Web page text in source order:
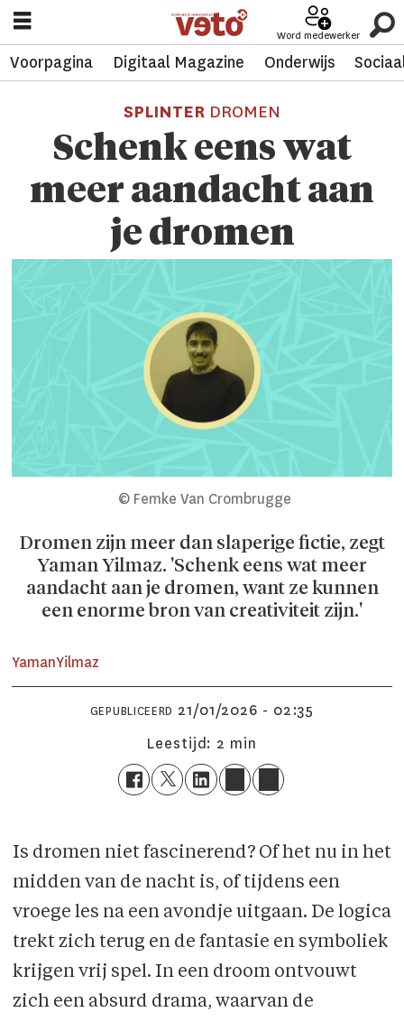
Word medewerker
Voorpagina Digitaal Magazine Onderwijs
SPLINTER DROMEN
Schenk eens wat
meer aandacht aan
je dromen
© Femke Van Crombrugge
Dromen zijn meer dan slaperige fictie, zegt
Yaman Yilmaz. 'Schenk eens wat meer
aandacht aan je dromen, want ze kunnen
een enorme bron van creativiteit zijn.'
YamanYilmaz
GEPUBLICEERD
21/01/2026 - 02:35
Leestijd: 2 min
Is dromen niet fascinerend? Of het nu in het
midden van de nacht is, of tijdens een
vroege les na een avondje uitgaan. De logica
trekt zich terug en de fantasie en symboliek
krijgen vrij spel. In een droom ontvouwt
zich een absurd drama, waarvan de